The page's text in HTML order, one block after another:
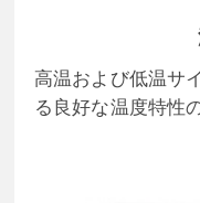
高温および低温サ
る良好な温度特性